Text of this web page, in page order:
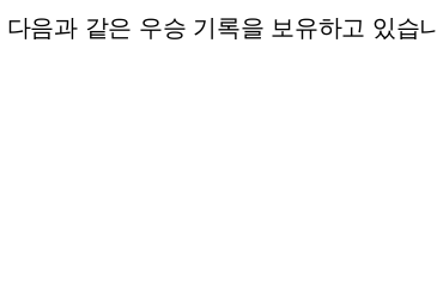
다음과 같은 우승 기록을 보유하고 있습